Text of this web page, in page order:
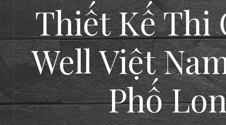
Thiết Kế Thi
Well Việt
Phố